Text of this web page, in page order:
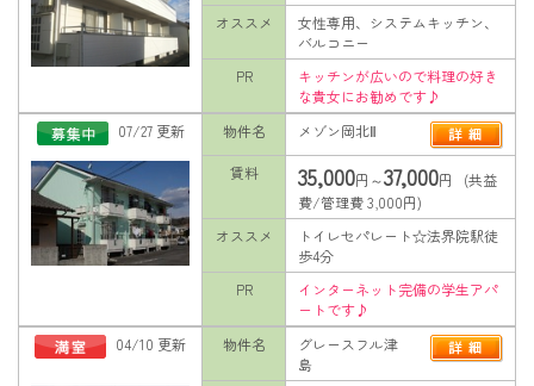
オススメ
女性専用、システムキッチン、
バルコニー
PR
キッチンが広いので料理の好き
な貴女にお勧めです♪
07/27 更新
物件名 メゾン岡北Ⅱ
賃料 35,000円～37,000円 (共益
費/管理費 3,000円)
オススメ
トイレセパレート☆法界院駅徒
歩4分
PR
インターネット完備の学生アパ
ートです♪
04/10 更新
物件名
グレースフル津
島